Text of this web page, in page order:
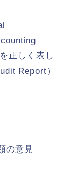
正しく表し
Report）
の意見